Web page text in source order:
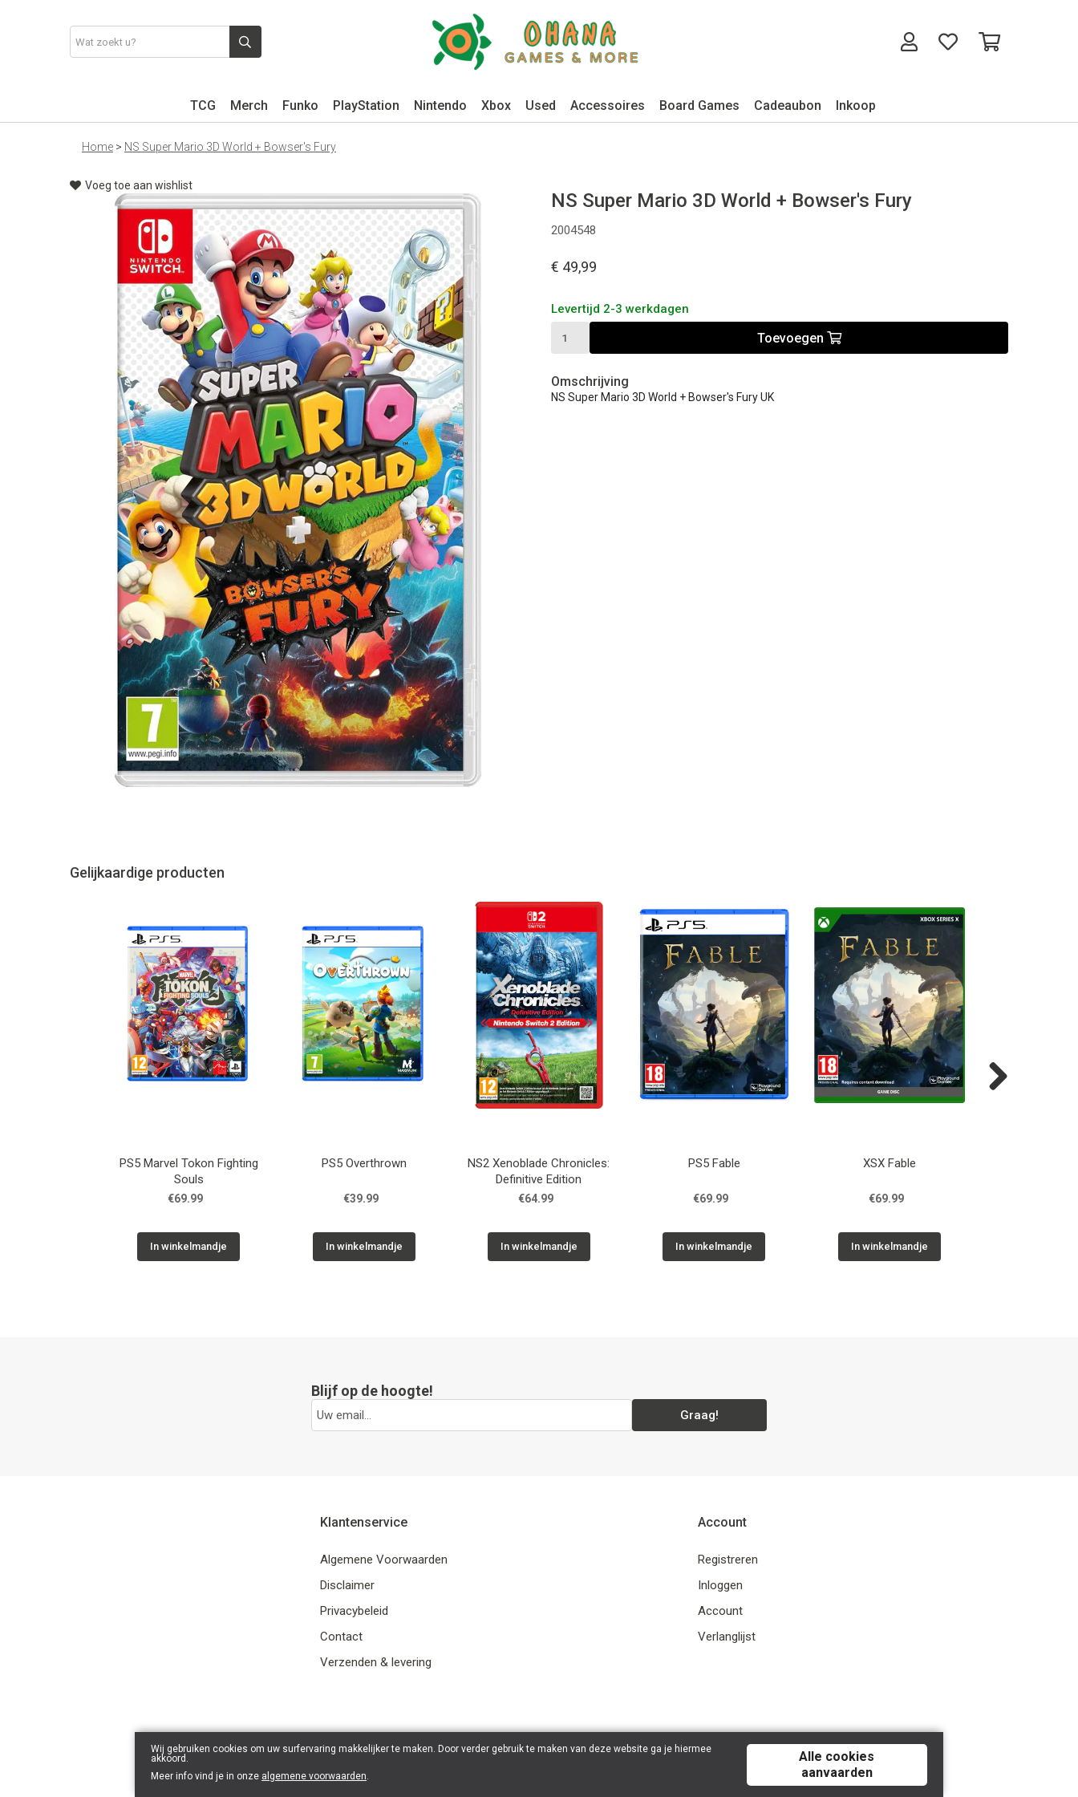
TCG Merch Funko PlayStation Nintendo Xbox Used Accessoires Board Games Cadeaubon Inkoop
Home > NS Super Mario 3D World + Bowser's Fury
Voeg toe aan wishlist
NS Super Mario 3D World + Bowser's Fury
2004548
€ 49,99
Levertijd 2-3 werkdagen
Toevoegen
Omschrijving
NS Super Mario 3D World + Bowser's Fury UK
Gelijkaardige producten
PS5 Marvel Tokon Fighting
Souls
€69.99
In winkelmandje
PS5 Overthrown
€39.99
In winkelmandje
NS2 Xenoblade Chronicles:
Definitive Edition
€64.99
In winkelmandje
PS5 Fable
€69.99
In winkelmandje
XSX Fable
€69.99
In winkelmandje
Blijf op de hoogte!
Graag!
Klantenservice
Algemene Voorwaarden
Disclaimer
Privacybeleid
Contact
Verzenden & levering
Account
Registreren
Inloggen
Account
Verlanglijst
Wij gebruiken cookies om uw surfervaring makkelijker te maken. Door verder gebruik te maken van deze website ga je hiermee
akkoord.
Meer info vind je in onze algemene voorwaarden.
Alle cookies
aanvaarden